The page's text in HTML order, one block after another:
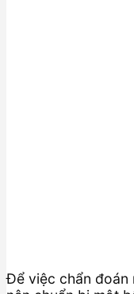
Để việc chẩn đoán